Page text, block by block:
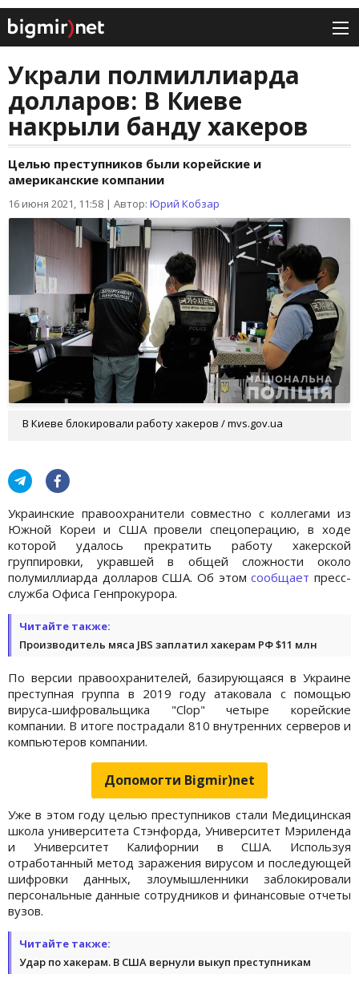
Украли полмиллиарда
долларов: В Киеве
накрыли банду хакеров
Целью преступников были корейские и
американские компании
16 июня 2021, 11:58 | Автор: Юрий Кобзар
В Киеве блокировали работу хакеров / mvs.gov.ua
Украинские правоохранители совместно с коллегами из
Южной Кореи и США провели спецоперацию, в ходе
которой удалось прекратить работу хакерской
группировки, укравшей в общей сложности около
полумиллиарда долларов США. Об этомсообщает пресс-
служба Офиса Генпрокурора.
Читайте также:
Производитель мяса JBS заплатил хакерам РФ $11 млн
По версии правоохранителей, базирующаяся в Украине
преступная группа в 2019 году атаковала с помощью
вируса-шифровальщика "Clop" четыре корейские
компании. В итоге пострадали 810 внутренних серверов и
компьютеров компании.
Допомогти Bigmir)net
Уже в этом году целью преступников стали Медицинская
школа университета Стэнфорда, Университет Мэриленда
и Университет Калифорнии в США. Используя
отработанный метод заражения вирусом и последующей
шифровки данных, злоумышленники заблокировали
персональные данные сотрудников и финансовые отчеты
вузов.
Читайте также:
Удар по хакерам. В США вернули выкуп преступникам